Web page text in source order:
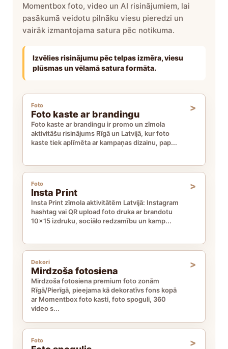
Momentbox foto, video un AI risinājumiem, lai
pasākumā veidotu pilnāku viesu pieredzi un
vairāk izmantojama satura pēc notikuma.
Izvēlies risinājumu pēc telpas izmēra, viesu
plūsmas un vēlamā satura formāta.
Foto
Foto kaste ar brandingu
Foto kaste ar brandingu ir promo un zīmola
aktivitāšu risinājums Rīgā un Latvijā, kur foto
kaste tiek aplīmēta ar kampaņas dizainu, pap...
Foto
Insta Print
Insta Print zīmola aktivitātēm Latvijā: Instagram
hashtag vai QR upload foto druka ar brandotu
10x15 izdruku, sociālo redzamību un kamp...
Dekori
Mirdzoša fotosiena
Mirdzoša fotosiena premium foto zonām
Rīgā/Pierīgā, pieejama kā dekoratīvs fons kopā
ar Momentbox foto kasti, foto spoguli, 360
video s...
Foto